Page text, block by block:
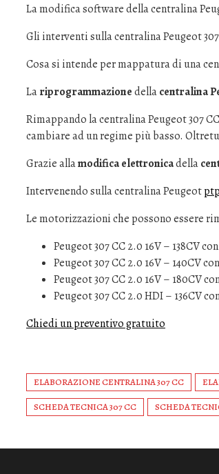
La modifica software della centralina
Gli interventi sulla centralina Peugeot
Cosa si intende per mappatura di una
Lariprogrammazionedellacentralina
Rimappando la centralina Peugeot 307
cambiare ad un regime più basso.
Grazie allamodifica elettronicadella
Intervenendo sulla centralina Peugeot
Le motorizzazioni che possono essere
Peugeot 307 CC 2.0 16V – 138CV
Peugeot 307 CC 2.0 16V – 140CV
Peugeot 307 CC 2.0 16V – 180CV
Peugeot 307 CC 2.0 HDI – 136CV
Chiedi un preventivo gratuito
ELABORAZIONE CENTRALINA 307 CC
SCHEDA TECNICA 307 CC SCHEDA